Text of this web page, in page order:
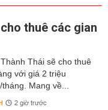
thuê các gian
Thái sẽ cho thuê
với giá 2 triệu
Mang về...
2 giờ trước